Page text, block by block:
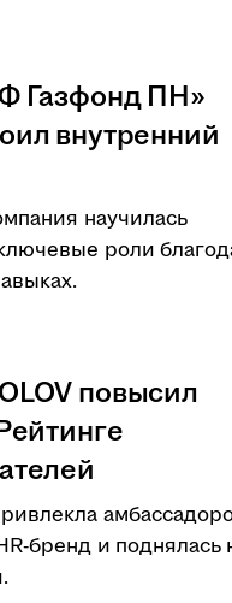
Газфонд ПН»
внутренний
научилась
роли
повысил
бренд и поднялась